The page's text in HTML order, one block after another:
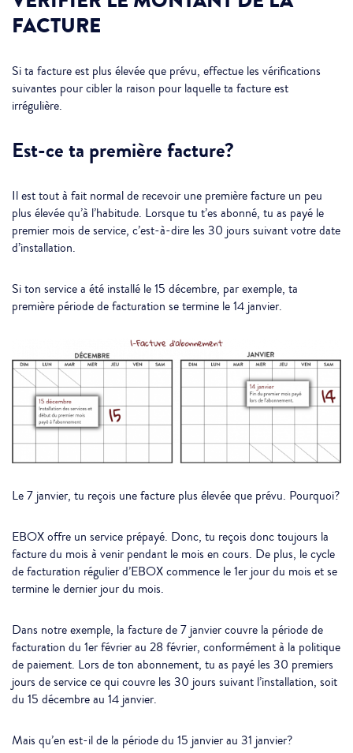
FACTURE
Si ta facture est plus élevée que prévu, effectue les vérifications
suivantes pour cibler la raison pour laquelle ta facture est
irrégulière.
Est-ce ta première facture?
Il est tout à fait normal de recevoir une première facture un peu
plus élevée qu’à l’habitude. Lorsque tu t’es abonné, tu as payé le
premier mois de service, c’est-à-dire les 30 jours suivant votre date
d’installation.
Si ton service a été installé le 15 décembre, par exemple, ta
première période de facturation se termine le 14 janvier.
Le 7 janvier, tu reçois une facture plus élevée que prévu. Pourquoi?
EBOX offre un service prépayé. Donc, tu reçois donc toujours la
facture du mois à venir pendant le mois en cours. De plus, le cycle
de facturation régulier d’EBOX commence le 1er jour du mois et se
termine le dernier jour du mois.
Dans notre exemple, la facture de 7 janvier couvre la période de
facturation du 1er février au 28 février, conformément à la politique
de paiement. Lors de ton abonnement, tu as payé les 30 premiers
jours de service ce qui couvre les 30 jours suivant l’installation, soit
du 15 décembre au 14 janvier.
Mais qu’en est-il de la période du 15 janvier au 31 janvier?